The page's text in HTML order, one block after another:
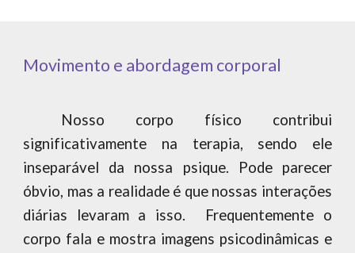
Movimento e abordagem corporal
Nosso corpo físico contribui
significativamente na terapia, sendo ele
inseparável da nossa psique. Pode parecer
óbvio, mas a realidade é que nossas interações
diárias levaram a isso.
Frequentemente o
corpo fala e mostra imagens psicodinâmicas e